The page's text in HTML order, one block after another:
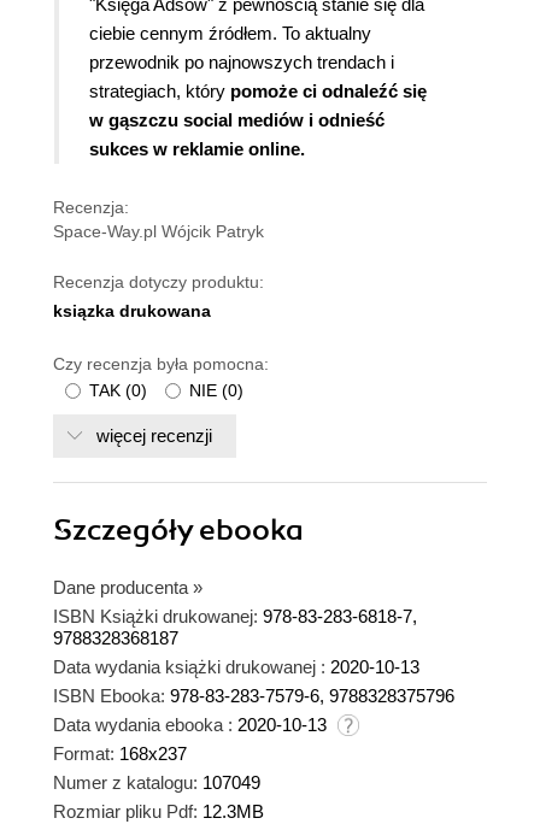
"Księga Adsów" z pewnością stanie się dla
ciebie cennym źródłem. To aktualny
przewodnik po najnowszych trendach i
strategiach, który pomoże ci odnaleźć się
w gąszczu social mediów i odnieść
sukces w reklamie online.
Recenzja:
Space-Way.pl Wójcik Patryk
Recenzja dotyczy produktu:
ksiązka drukowana
Czy recenzja była pomocna:
TAK (0) NIE (0)
więcej recenzji
Szczegółyebooka
Dane producenta »
ISBN Książki drukowanej: 978-83-283-6818-7,
9788328368187
Data wydania książki drukowanej : 2020-10-13
ISBN Ebooka: 978-83-283-7579-6, 9788328375796
Data wydania ebooka : 2020-10-13
Format: 168x237
Numer z katalogu: 107049
Rozmiar pliku Pdf: 12.3MB